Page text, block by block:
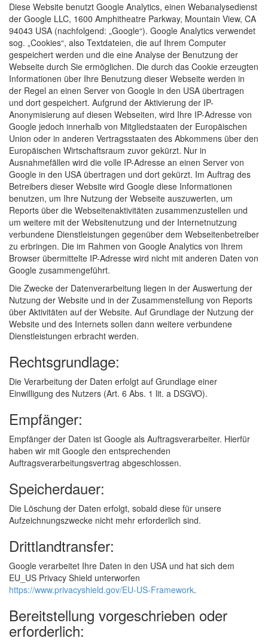
Diese Website benutzt Google Analytics, einen Webanalysedienst
der Google LLC, 1600 Amphitheatre Parkway, Mountain View, CA
94043 USA (nachfolgend: „Google“). Google Analytics verwendet
sog. „Cookies“, also Textdateien, die auf Ihrem Computer
gespeichert werden und die eine Analyse der Benutzung der
Webseite durch Sie ermöglichen. Die durch das Cookie erzeugten
Informationen über Ihre Benutzung dieser Webseite werden in
der Regel an einen Server von Google in den USA übertragen
und dort gespeichert. Aufgrund der Aktivierung der IP-
Anonymisierung auf diesen Webseiten, wird Ihre IP-Adresse von
Google jedoch innerhalb von Mitgliedstaaten der Europäischen
Union oder in anderen Vertragsstaaten des Abkommens über den
Europäischen Wirtschaftsraum zuvor gekürzt. Nur in
Ausnahmefällen wird die volle IP-Adresse an einen Server von
Google in den USA übertragen und dort gekürzt. Im Auftrag des
Betreibers dieser Website wird Google diese Informationen
benutzen, um Ihre Nutzung der Webseite auszuwerten, um
Reports über die Webseitenaktivitäten zusammenzustellen und
um weitere mit der Websitenutzung und der Internetnutzung
verbundene Dienstleistungen gegenüber dem Webseitenbetreiber
zu erbringen. Die im Rahmen von Google Analytics von Ihrem
Browser übermittelte IP-Adresse wird nicht mit anderen Daten von
Google zusammengeführt.
Die Zwecke der Datenverarbeitung liegen in der Auswertung der
Nutzung der Website und in der Zusammenstellung von Reports
über Aktivitäten auf der Website. Auf Grundlage der Nutzung der
Website und des Internets sollen dann weitere verbundene
Dienstleistungen erbracht werden.
Rechtsgrundlage:
Die Verarbeitung der Daten erfolgt auf Grundlage einer
Einwilligung des Nutzers (Art. 6 Abs. 1 lit. a DSGVO).
Empfänger:
Empfänger der Daten ist Google als Auftragsverarbeiter. Hierfür
haben wir mit Google den entsprechenden
Auftragsverarbeitungsvertrag abgeschlossen.
Speicherdauer:
Die Löschung der Daten erfolgt, sobald diese für unsere
Aufzeichnungszwecke nicht mehr erforderlich sind.
Drittlandtransfer:
Google verarbeitet Ihre Daten in den USA und hat sich dem
EU_US Privacy Shield unterworfen
https://www.privacyshield.gov/EU-US-Framework.
Bereitstellung vorgeschrieben oder
erforderlich: